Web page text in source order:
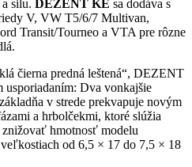
silu. DEZENT KE sa dodáva s
V, VW T5/6/7 Multivan,
Transit/Tourneo a VTA pre rôzne
čierna predná leštená“, DEZENT
Dva vonkajšie
v strede prekvapuje novým
a hrbolčekmi, ktoré slúžia
znižovať hmotnosť modelu
od 6,5 × 17 do 7,5 × 18